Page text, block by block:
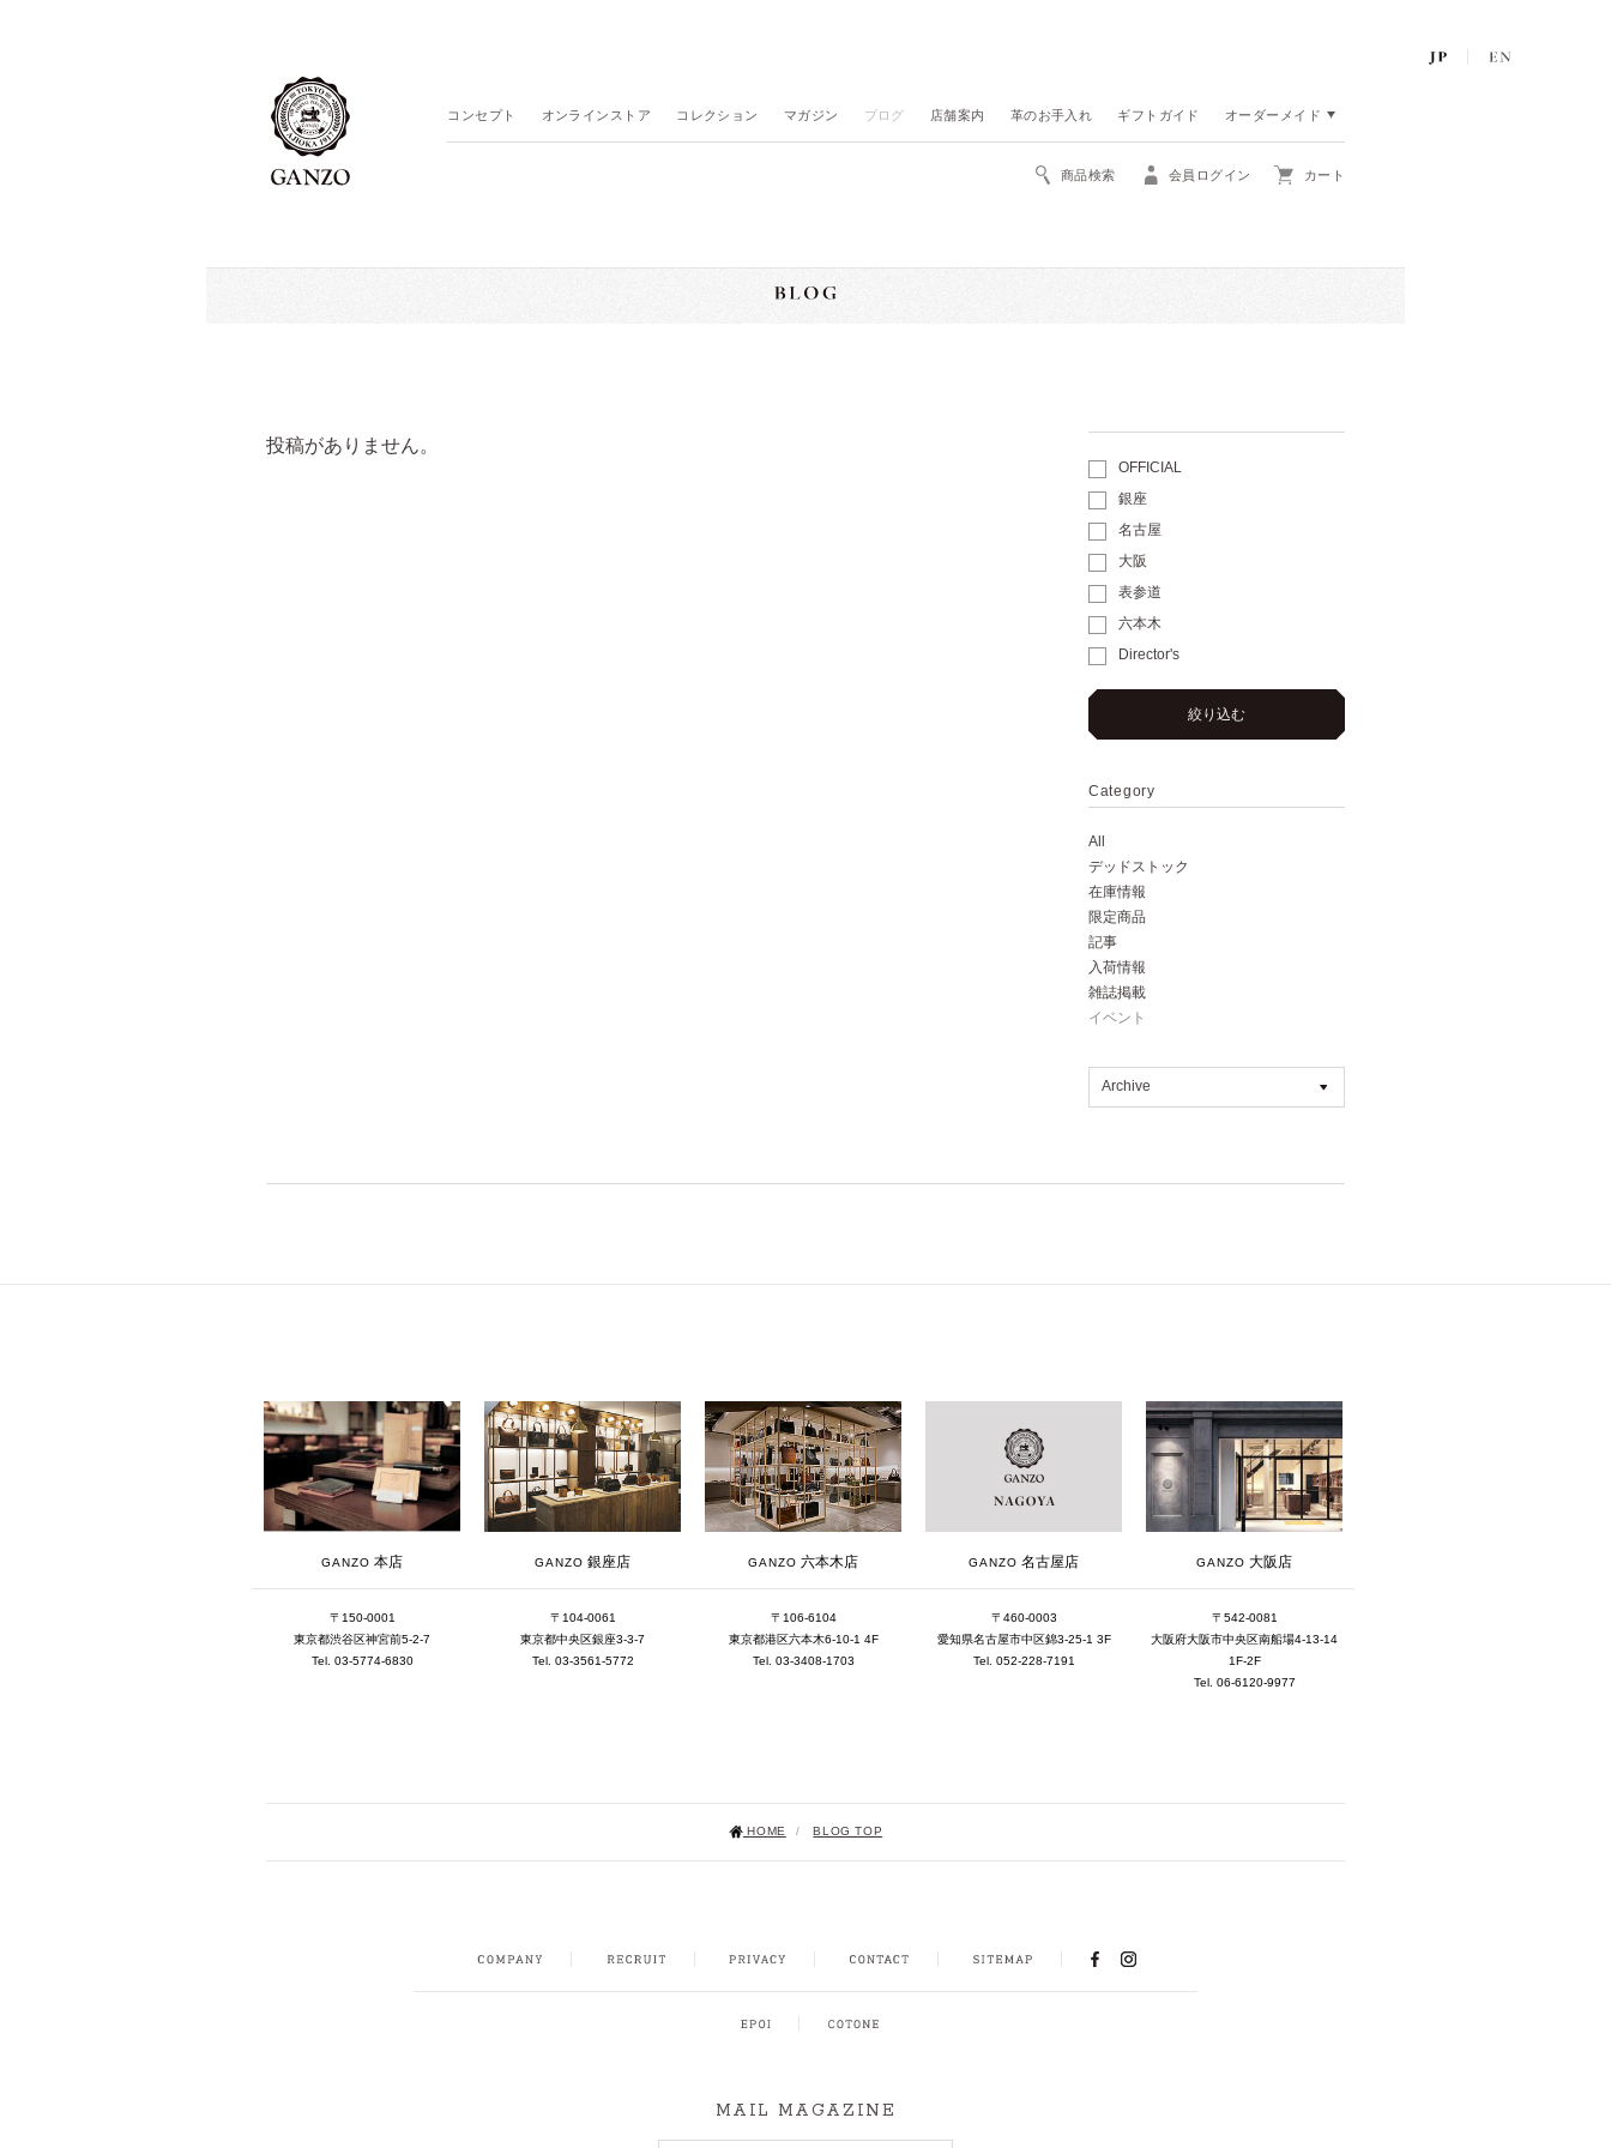
コンセプト オンラインストア コレクション マガジン ブログ 店舗案内 革のお手入れ ギフトガイド オーダーメイド
商品検索 会員ログイン カート
OFFICIAL
銀座
名古屋
大阪
表参道
六本木
Director's
絞り込む
Category
All
デッドストック
在庫情報
限定商品
記事
入荷情報
雑誌掲載
イベント
Archive
2026年5月 [1]
2026年1月 [2]
2025年12月 [2]
2025年11月 [6]
2025年10月 [8]
2025年2月 [5]
投稿がありません。
GANZO 本店
〒150-0001
東京都渋谷区神宮前5-2-7
Tel. 03-5774-6830
GANZO 銀座店
〒104-0061
東京都中央区銀座3-3-7
Tel. 03-3561-5772
GANZO 六本木店
〒106-6104
東京都港区六本木6-10-1 4F
Tel. 03-3408-1703
GANZO 名古屋店
〒460-0003
愛知県名古屋市中区錦3-25-1 3F
Tel. 052-228-7191
GANZO 大阪店
〒542-0081
大阪府大阪市中央区南船場4-13-14
1F-2F
Tel. 06-6120-9977
HOME / BLOG TOP
INSTAGRAM
MAIL MAGAZINE